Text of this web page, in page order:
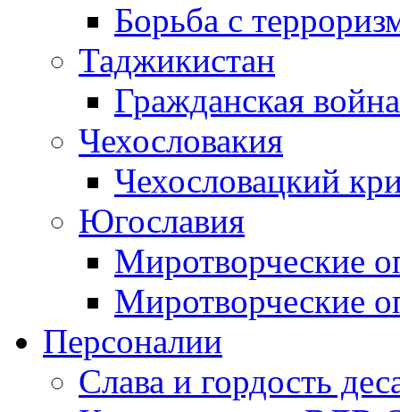
Борьба с
Таджикистан
Гражданская
Чехословакия
Чехословацкий
Югославия
Миротворческие
Миротворческие
Персоналии
Слава и гордость